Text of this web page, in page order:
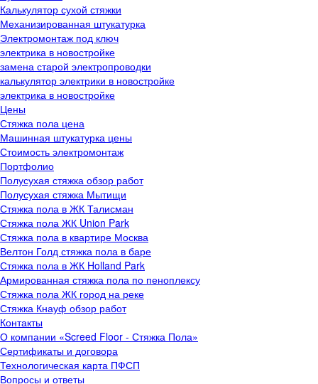
Калькулятор сухой стяжки
Механизированная штукатурка
Электромонтаж под ключ
электрика в новостройке
замена старой электропроводки
калькулятор электрики в новостройке
электрика в новостройке
Цены
Стяжка пола цена
Машинная штукатурка цены
Стоимость электромонтаж
Портфолио
Полусухая стяжка обзор работ
Полусухая стяжка Мытищи
Стяжка пола в ЖК Талисман
Стяжка пола ЖК Union Park
Стяжка пола в квартире Москва
Велтон Голд стяжка пола в баре
Стяжка пола в ЖК Holland Park
Армированная стяжка пола по пеноплексу
Стяжка пола ЖК город на реке
Стяжка Кнауф обзор работ
Контакты
О компании «Screed Floor - Стяжка Пола»
Сертификаты и договора
Технологическая карта ПФСП
Вопросы и ответы